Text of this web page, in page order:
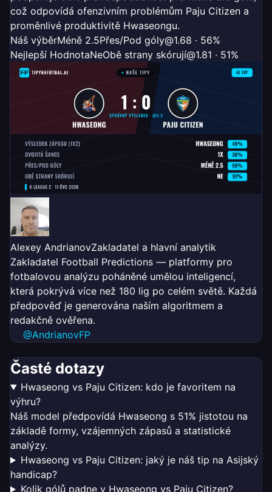
což odpovídá ofenzivním problémům Paju Citizen a
proměnlivé produktivitě Hwaseongu.
Náš výběrMéně 2.5Přes/Pod góly@1.68 · 56%
Nejlepší HodnotaNeObě strany skórují@1.81 · 51%
Alexey AndrianovZakladatel a hlavní analytik
Zakladatel Football Predictions — platformy pro
fotbalovou analýzu poháněné umělou inteligencí,
která pokrývá více než 180 lig po celém světě. Každá
předpověď je generována naším algoritmem a
redakčně ověřena.
@AndrianovFP
Časté dotazy
Hwaseong vs Paju Citizen: kdo je favoritem na
výhru?
Náš model předpovídá Hwaseong s 51% jistotou na
základě formy, vzájemných zápasů a statistické
analýzy.
Hwaseong vs Paju Citizen: jaký je náš tip na Asijský
handicap?
Kolik gólů padne v Hwaseong vs Paju Citizen?